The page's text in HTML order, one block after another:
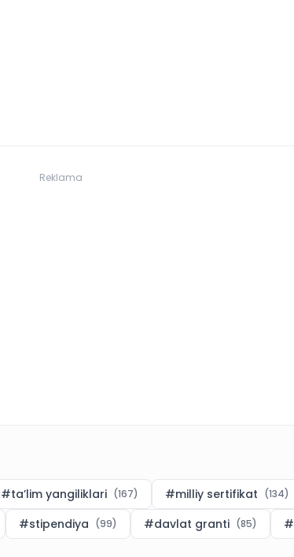
Reklama
#ta’lim yangiliklari (167) #milliy sertifikat (134)
#stipendiya (99) #davlat granti (85) #